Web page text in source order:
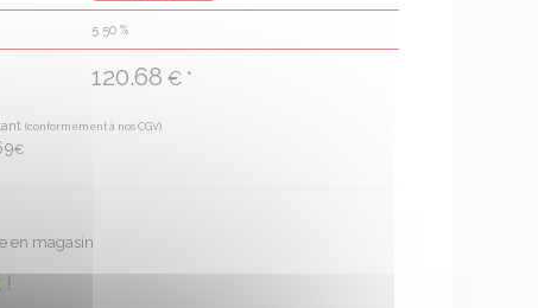
5.50 %
120.68 € *
(conformément à nos CGV)
€
en magasin
!